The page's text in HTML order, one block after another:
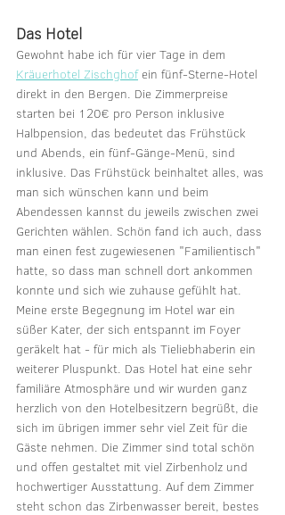
Das Hotel
Gewohnt habe ich für vier Tage in dem
Kräuerhotel Zischghof ein fünf-Sterne-Hotel
direkt in den Bergen. Die Zimmerpreise
starten bei 120€ pro Person inklusive
Halbpension, das bedeutet das Frühstück
und Abends, ein fünf-Gänge-Menü, sind
inklusive. Das Frühstück beinhaltet alles, was
man sich wünschen kann und beim
Abendessen kannst du jeweils zwischen zwei
Gerichten wählen. Schön fand ich auch, dass
man einen fest zugewiesenen "Familientisch"
hatte, so dass man schnell dort ankommen
konnte und sich wie zuhause gefühlt hat.
Meine erste Begegnung im Hotel war ein
süßer Kater, der sich entspannt im Foyer
geräkelt hat - für mich als Tieliebhaberin ein
weiterer Pluspunkt. Das Hotel hat eine sehr
familiäre Atmosphäre und wir wurden ganz
herzlich von den Hotelbesitzern begrüßt, die
sich im übrigen immer sehr viel Zeit für die
Gäste nehmen. Die Zimmer sind total schön
und offen gestaltet mit viel Zirbenholz und
hochwertiger Ausstattung. Auf dem Zimmer
steht schon das Zirbenwasser bereit, bestes